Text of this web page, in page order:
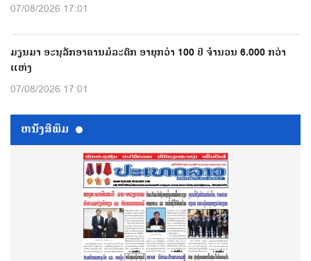
07/08/2026 17:01
ມຽນມາ ອະນຸລັກອາຄານມໍລະດົກ ອາຍຸກວ່າ 100 ປີ ຈຳນວນ 6.000 ກວ່າ
ແຫ່ງ
07/08/2026 17:01
ຫນ້ັງສືພິມ